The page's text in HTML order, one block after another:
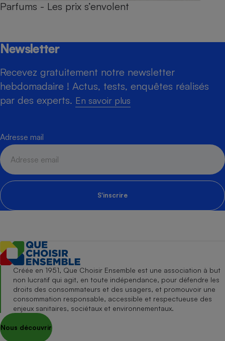
Parfums - Les prix s’envolent
Newsletter
Recevez gratuitement notre newsletter
hebdomadaire ! Actus, tests, enquêtes réalisés
par des experts. En savoir plus
Adresse mail
S'inscrire
Créée en 1951, Que Choisir Ensemble est une association à but
non lucratif qui agit, en toute indépendance, pour défendre les
droits des consommateurs et des usagers, et promouvoir une
consommation responsable, accessible et respectueuse des
enjeux sanitaires, sociétaux et environnementaux.
Nous découvrir